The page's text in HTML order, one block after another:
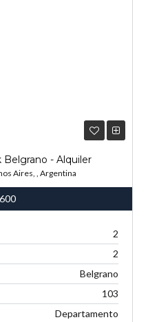
- Alquiler
Aires, , Argentina
2
2
Belgrano
103
Departamento